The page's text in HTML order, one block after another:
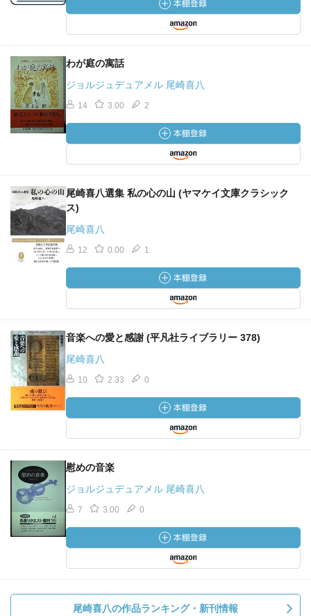
わが庭の寓話
ジョルジュデュアメル 尾崎喜八
14 3.00 2
尾崎喜八選集 私の心の山 (ヤマケイ文庫クラシック
ス)
尾崎喜八
12 0.00 1
音楽への愛と感謝 (平凡社ライブラリー 378)
尾崎喜八
10 2.33 0
慰めの音楽
ジョルジュデュアメル 尾崎喜八
7 3.00 0
尾崎喜八の作品ランキング・新刊情報